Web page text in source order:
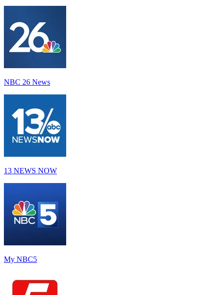
NBC 26 News
13 NEWS NOW
My NBC5